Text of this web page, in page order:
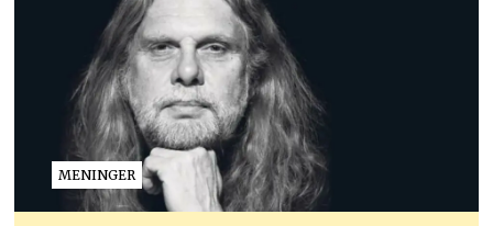
MENINGER